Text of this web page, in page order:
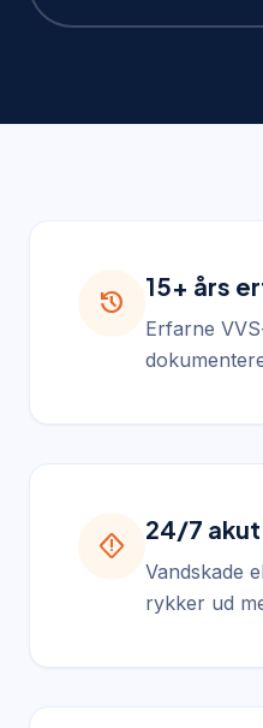
history
15+ års
Erfarne
emergency_home
24/7
Vandskade
rykker ud